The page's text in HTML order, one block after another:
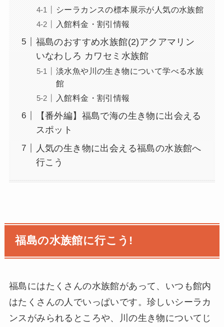
シーラカンスの標本展示が人気の水族館
入館料金・割引情報
福島のおすすめ水族館(2)アクアマリン
いなわしろ カワセミ水族館
淡水魚や川の生き物について学べる水族
館
入館料金・割引情報
【番外編】福島で海の生き物に出会える
スポット
人気の生き物に出会える福島の水族館へ
行こう
福島の水族館に行こう!
福島にはたくさんの水族館があって、いつも館内
はたくさんの人でいっぱいです。珍しいシーラカ
ンスがみられるところや、川の生き物についてじ